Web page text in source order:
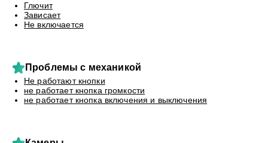
Глючит
Зависает
Не включается
Проблемы с механикой
Не работают кнопки
не работает кнопка громкости
не работает кнопка включения и выключения